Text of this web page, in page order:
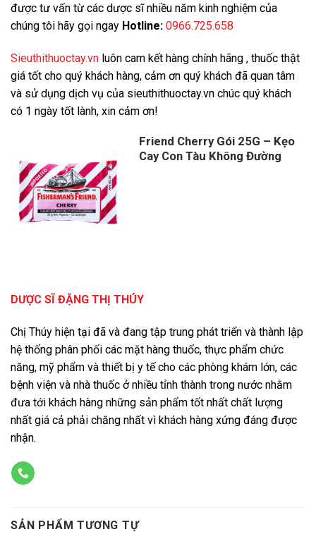
được tư vấn từ các dược sĩ nhiều năm kinh nghiệm của
chúng tôi hãy gọi ngay Hotline: 0966.725.658
Sieuthithuoctay.vn luôn cam kết hàng chính hãng , thuốc thật
giá tốt cho quý khách hàng, cảm ơn quý khách đã quan tâm
và sử dụng dịch vụ của sieuthithuoctay.vn chúc quý khách
có 1 ngày tốt lành, xin cảm ơn!
Friend Cherry Gói 25G – Kẹo
Cay Con Tàu Không Đường
DƯỢC SĨ ĐẶNG THỊ THÚY
Chị Thúy hiện tại đã và đang tập trung phát triển và thành lập
hệ thống phân phối các mặt hàng thuốc, thực phẩm chức
năng, mỹ phẩm và thiết bị y tế cho các phòng khám lớn, các
bệnh viện và nhà thuốc ở nhiều tỉnh thành trong nước nhằm
đưa tới khách hàng những sản phẩm tốt nhất chất lượng
nhất giá cả phải chăng nhất vì khách hàng xứng đáng được
nhận.
SẢN PHẨM TƯƠNG TỰ